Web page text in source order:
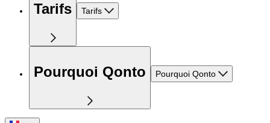
Tarifs Tarifs
Pourquoi Qonto Pourquoi Qonto